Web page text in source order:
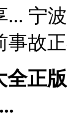
... 宁
事故
全正